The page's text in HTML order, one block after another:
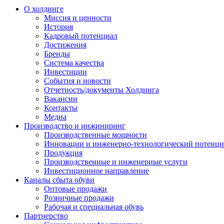
О холдинге
Миссия и ценности
История
Кадровый потенциал
Достижения
Бренды
Система качества
Инвестиции
События и новости
Отчетность/документы Холдинга
Вакансии
Контакты
Медиа
Производство и инжиниринг
Производственные мощности
Инновации и инженерно-технологический
Продукция
Производственные и инженерные услуги
Инвестиционное направление
Каналы сбыта обуви
Оптовые продажи
Розничные продажи
Рабочая и специальная обувь
Партнерство